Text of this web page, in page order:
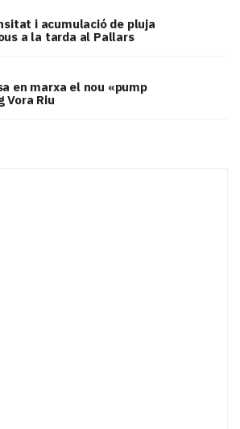
i acumulació de pluja
a la tarda al Pallars
en marxa el nou «pump
Vora Riu